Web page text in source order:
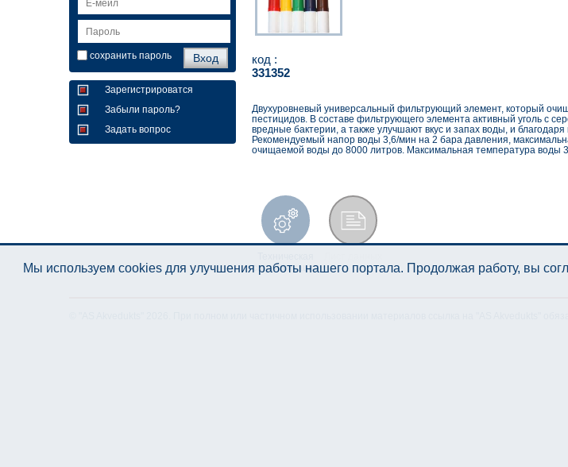
сохранить пароль
Зарегистрироватся
Забыли пароль?
Задать вопрос
код :
331352
Двухуровневый универсальный фильтрующий элемент, который
пестицидов. В составе фильтрующего элемента активный уголь с
вредные бактерии, а также улучшают вкус и запах воды, и
Рекомендуемый напор воды 3,6/мин на 2 бара давления,
очищаемой воды до 8000 литров. Максимальная температура воды
спецификация
Мы используем cookies для улучшения работы нашего портала. Продолжая работу, вы